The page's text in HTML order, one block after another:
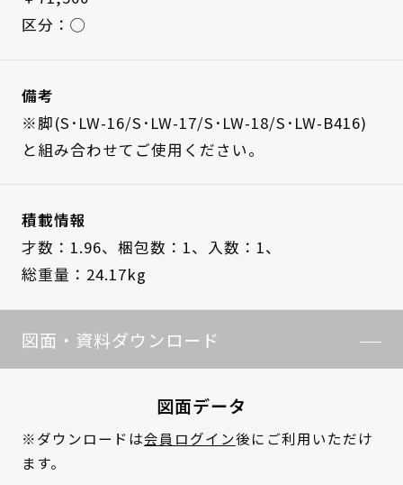
区分：◯
備考
※脚(S･LW-16/S･LW-17/S･LW-18/S･LW-B416)
と組み合わせてご使用ください。
積載情報
才数：1.96、 梱包数：1、 入数：1、
総重量：24.17kg
図面・資料ダウンロード
図面データ
※ダウンロードは会員ログイン後にご利用いただけ
ます。